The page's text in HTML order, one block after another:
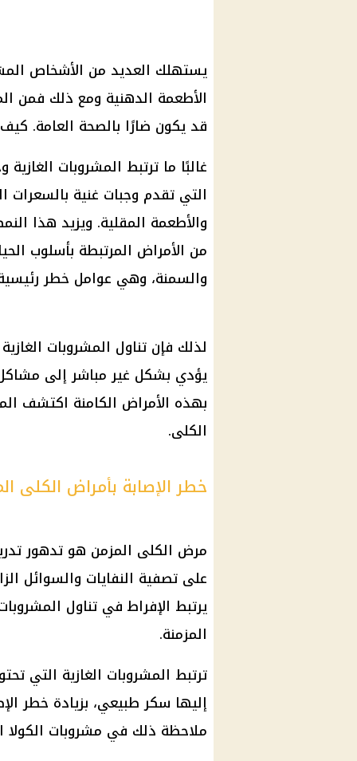
يستهلك العديد من الأشخاص
الأطعمة الدهنية ومع ذلك فمن
قد يكون ضارًا بالصحة العامة.
غالبًا ما ترتبط المشروبات
التي تقدم وجبات غنية بالسعرات
والأطعمة المقلية. ويزيد هذا
من الأمراض المرتبطة بأسلوب
والسمنة، وهي عوامل خطر
لذلك فإن تناول المشروبات
يؤدي بشكل غير مباشر إلى مشاكل
بهذه الأمراض الكامنة اكتشف
الكلى.
خطر الإصابة بأمراض الكلى
مرض الكلى المزمن هو تدهور
على تصفية النفايات والسوائل
يرتبط الإفراط في تناول
المزمنة.
ترتبط المشروبات الغازية التي
إليها سكر طبيعي، بزيادة خطر
ملاحظة ذلك في مشروبات الكولا